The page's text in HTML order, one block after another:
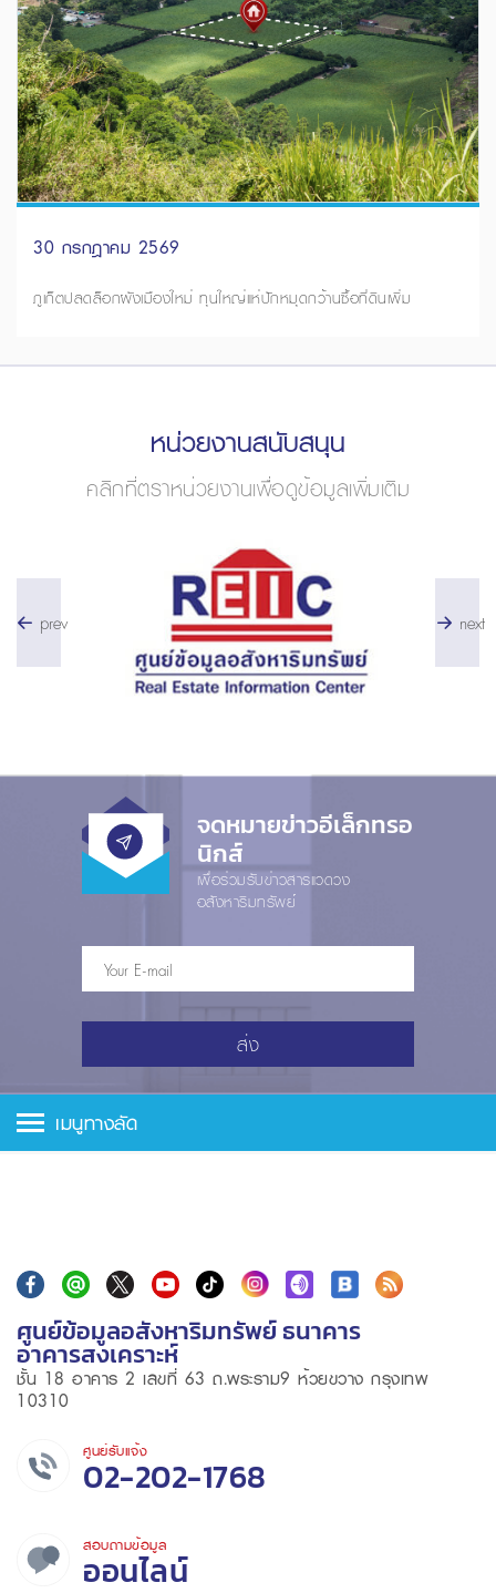
30 กรกฎาคม 2569
ภูเก็ตปลดล็อกผังเมืองใหม่ ทุนใหญ่แห่ปักหมุดกว้านซื้อที่ดินเพิ่ม
หน่วยงานสนับสนุน
คลิกที่ตราหน่วยงานเพื่อดูข้อมูลเพิ่มเติม
prev next
จดหมายข่าวอีเล็กทรอ
นิกส์
เพื่อร่วมรับข่าวสารแวดวง
อสังหาริมทรัพย์
ส่ง
เมนูทางลัด
ศูนย์ข้อมูลอสังหาริมทรัพย์ ธนาคาร
อาคารสงเคราะห์
ชั้น 18 อาคาร 2 เลขที่ 63 ถ.พระราม9 ห้วยขวาง กรุงเทพ
10310
ศูนย์รับแจ้ง
02-202-1768
สอบถามข้อมูล
ออนไลน์